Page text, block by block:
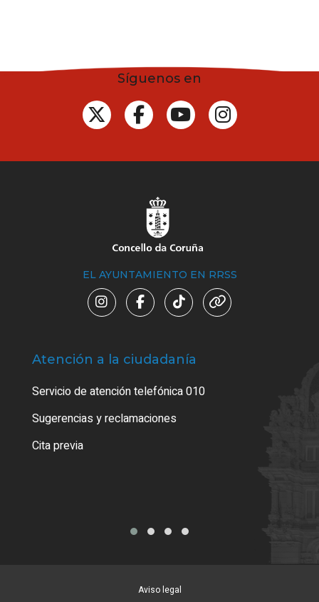
Síguenos en
EL AYUNTAMIENTO EN RRSS
Atención a la ciudadanía
Servicio de atención telefónica 010
Sugerencias y reclamaciones
Cita previa
Aviso legal